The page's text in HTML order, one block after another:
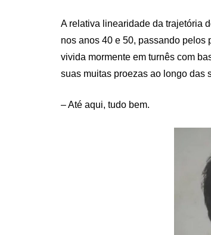
A relativa linearidade da trajetória
nos anos 40 e 50, passando pelos
vivida mormente em turnês com
suas muitas proezas ao longo das
– Até aqui, tudo bem.